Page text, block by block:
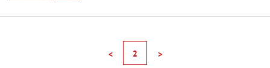
< 2 >